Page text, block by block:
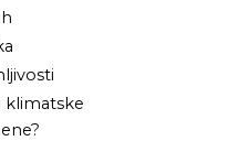
klimatske